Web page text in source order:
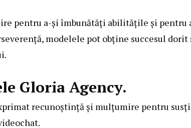
pentru a-și îmbunătăți abilitățile și pentru
modelele pot obține succesul dorit
Gloria Agency.
recunoștință și mulțumire pentru